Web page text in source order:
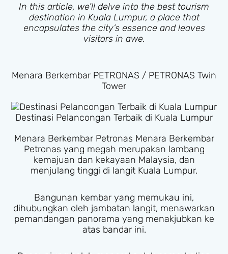
In this article, we’ll delve into the best tourism
destination in Kuala Lumpur, a place that
encapsulates the city’s essence and leaves
visitors in awe.
Menara Berkembar PETRONAS / PETRONAS Twin
Tower
Destinasi Pelancongan Terbaik di Kuala Lumpur
Menara Berkembar Petronas Menara Berkembar
Petronas yang megah merupakan lambang
kemajuan dan kekayaan Malaysia, dan
menjulang tinggi di langit Kuala Lumpur.
Bangunan kembar yang memukau ini,
dihubungkan oleh jambatan langit, menawarkan
pemandangan panorama yang menakjubkan ke
atas bandar ini.